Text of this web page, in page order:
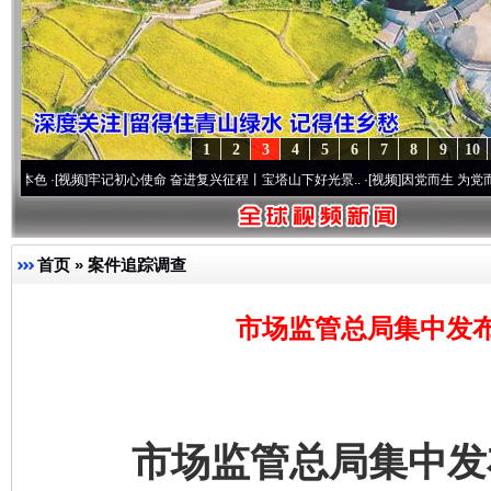
10
9
8
7
6
5
4
3
2
1
牢记初心使命 奋进复兴征程丨宝塔山下好光景..·[视频]因党而生 为党而战——百年
首页 » 案件追踪调查
市场监管总局集中发
市场监管总局集中发